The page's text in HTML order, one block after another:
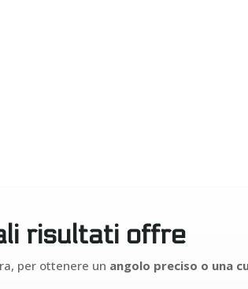
risultati offre
per ottenere un angolo preciso o una